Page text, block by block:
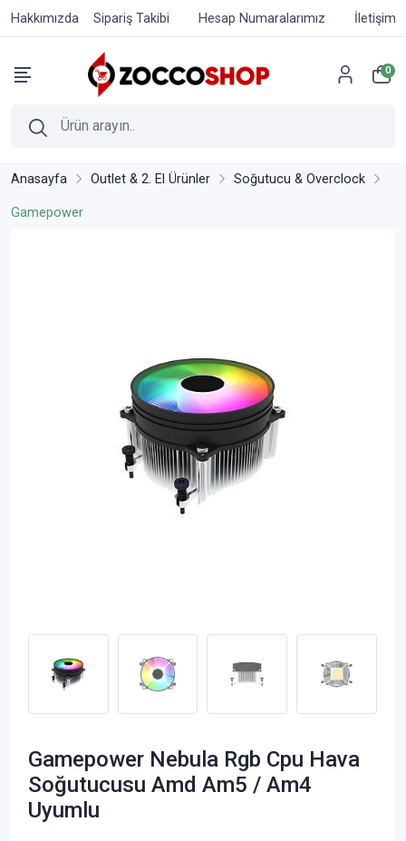
Hakkımızda Sipariş Takibi Hesap Numaralarımız İletişim
0
Anasayfa Outlet & 2. El Ürünler Soğutucu & Overclock
Gamepower
Gamepower Nebula Rgb Cpu Hava
Soğutucusu Amd Am5 / Am4
Uyumlu